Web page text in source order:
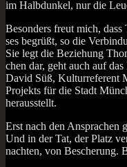
im Halb­dun­kel, nur die
Beson­ders freut mich,
ses begrüßt, so die
Sie legt die Bezie­hung
chen dar, geht auch auf
David Süß, Kul­tur­re­fe­rent
Pro­jekts für die Stadt
herausstellt.
Erst nach den Anspra­chen
Und in der Tat, der Platz
nach­ten, von Besche­rung.